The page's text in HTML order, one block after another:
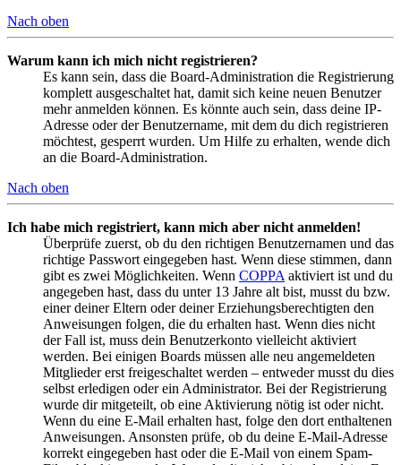
Nach oben
Warum kann ich mich nicht registrieren?
Es kann sein, dass die Board-Administration die Registrierung
komplett ausgeschaltet hat, damit sich keine neuen Benutzer
mehr anmelden können. Es könnte auch sein, dass deine IP-
Adresse oder der Benutzername, mit dem du dich registrieren
möchtest, gesperrt wurden. Um Hilfe zu erhalten, wende dich
an die Board-Administration.
Nach oben
Ich habe mich registriert, kann mich aber nicht anmelden!
Überprüfe zuerst, ob du den richtigen Benutzernamen und das
richtige Passwort eingegeben hast. Wenn diese stimmen, dann
gibt es zwei Möglichkeiten. Wenn COPPA aktiviert ist und du
angegeben hast, dass du unter 13 Jahre alt bist, musst du bzw.
einer deiner Eltern oder deiner Erziehungsberechtigten den
Anweisungen folgen, die du erhalten hast. Wenn dies nicht
der Fall ist, muss dein Benutzerkonto vielleicht aktiviert
werden. Bei einigen Boards müssen alle neu angemeldeten
Mitglieder erst freigeschaltet werden – entweder musst du dies
selbst erledigen oder ein Administrator. Bei der Registrierung
wurde dir mitgeteilt, ob eine Aktivierung nötig ist oder nicht.
Wenn du eine E-Mail erhalten hast, folge den dort enthaltenen
Anweisungen. Ansonsten prüfe, ob du deine E-Mail-Adresse
korrekt eingegeben hast oder die E-Mail von einem Spam-